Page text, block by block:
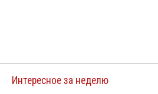
Интересное за неделю